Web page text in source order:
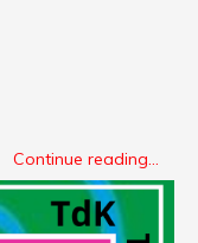
Continue reading...